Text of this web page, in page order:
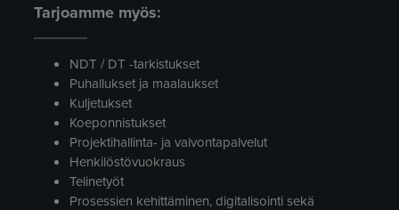
Tarjoamme myös:
NDT / DT -tarkistukset
Puhallukset ja maalaukset
Kuljetukset
Koeponnistukset
Projektihallinta- ja valvontapalvelut
Henkilöstövuokraus
Telinetyöt
Prosessien kehittäminen, digitalisointi sekä